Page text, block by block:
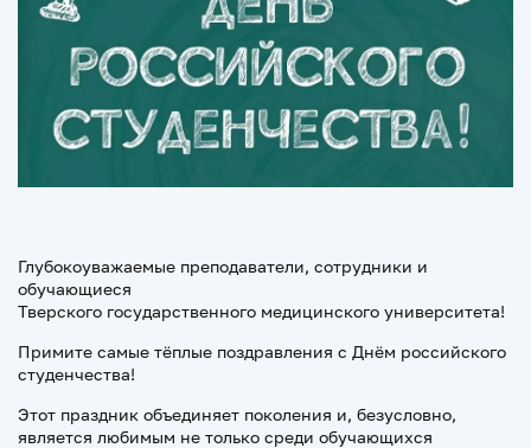
Глубокоуважаемые преподаватели, сотрудники и
обучающиеся
Тверского государственного медицинского университета!
Примите самые тёплые поздравления с Днём российского
студенчества!
Этот праздник объединяет поколения и, безусловно,
является любимым не только среди обучающихся